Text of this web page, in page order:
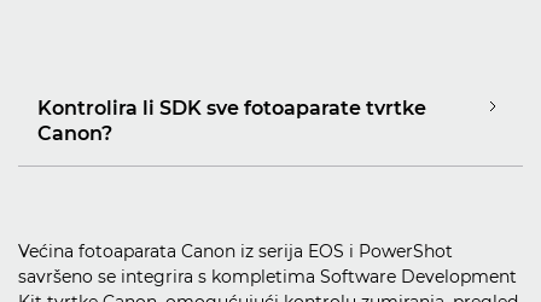
Kontrolira li SDK sve fotoaparate tvrtke
Canon?
Većina fotoaparata Canon iz serija EOS i PowerShot
savršeno se integrira s kompletima Software Development